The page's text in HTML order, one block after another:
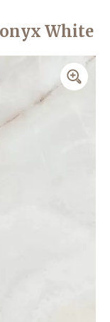
White